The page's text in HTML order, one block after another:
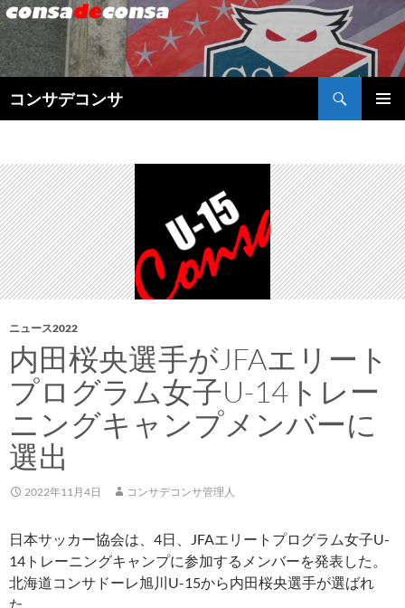
コンサデコンサ
索
ン
ツ
へ
ス
キ
ッ
プ
ニュース2022
内田桜央選手がJFAエリート
プログラム女子U-14トレー
ニングキャンプメンバーに
選出
2022年11月4日 コンサデコンサ管理人
日本サッカー協会は、4日、JFAエリートプログラム女子U-
14トレーニングキャンプに参加するメンバーを発表した。
北海道コンサドーレ旭川U-15から内田桜央選手が選ばれ
た。